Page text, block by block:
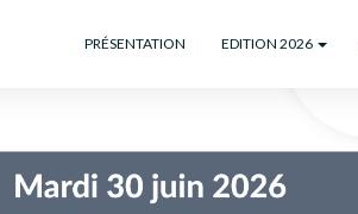
PRÉSENTATION EDITION 2026